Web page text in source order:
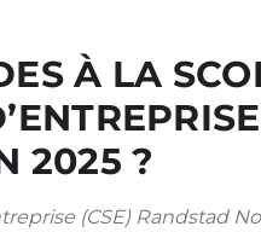
À LA
2025 ?
(CSE) Randstad